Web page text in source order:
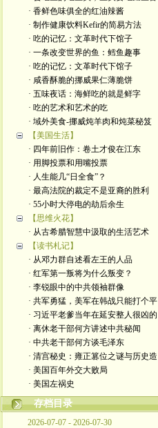
· 香鲜色味俱全的红油辣酱
· 制作健康饮料Kefir的简易方法
· 吃的记忆：文革时代下馆子
· 一条改变世界的鱼：鳕鱼趣事
· 吃的记忆：文革时代下馆子
· 咸香酥脆的挪威果仁薄脆饼
· 五味夜话：海鲜吃的就是鲜字
· 吃的艺术和艺术的吃
· 域外美食-挪威炖羊肉和炖菜秘笈
【美国生活】
· 四年前旧作：卷土才俊在江东
· 用脚投票和用嘴投票
· 人生能几“日全食”？
· 最高法院的裁定不是亚裔的胜利
· 55小时大停电的劫后余生
【思维火花】
· 从古希腊智慧中汲取的生活艺术
【读书札记】
· 从邓力群自述看左王的人品
· 红军第一叛将为什么叛变？
· 李锐眼中的中共领袖群像
· 共军勇猛，美军在韩战只能打个平
· 习近平老爹当年在延安整人很凶的
· 离休老干部何方讲述中共秘闻
· 中共老干部何方谈毛泽东
· 清宫秘史：雍正篡位之谜与历史造
· 美国百年外交大败局
· 美国左祸史
存档目录
2026-07-07 - 2026-07-30